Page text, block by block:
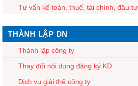
Tư vấn kế toán, thuế, tài chính, đầu tư
THÀNH LẬP DN
Thành lập công ty
Thay đổi nội dung đăng ký KD
Dịch vụ giải thể công ty